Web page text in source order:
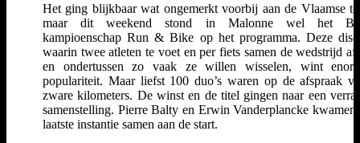
Het ging blijkbaar wat ongemerkt voorbij aan de Vlaamse
maar dit weekend stond in Malonne wel het
kampioenschap Run & Bike op het programma. Deze
waarin twee atleten te voet en per fiets samen de wedstrijd
en ondertussen zo vaak ze willen wisselen, wint
populariteit. Maar liefst 100 duo’s waren op de afspraak
zware kilometers. De winst en de titel gingen naar een
samenstelling. Pierre Balty en Erwin Vanderplancke kwamen
laatste instantie samen aan de start.